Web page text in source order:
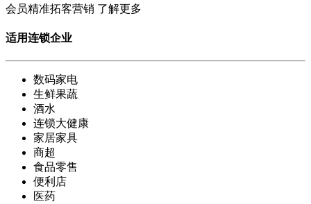
会员精准拓客营销 了解更多
适用连锁企业
数码家电
生鲜果蔬
酒水
连锁大健康
家居家具
商超
食品零售
便利店
医药